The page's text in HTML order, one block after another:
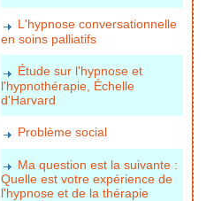
L'hypnose conversationnelle
en soins palliatifs
Étude sur l'hypnose et
l'hypnothérapie, Échelle
d'Harvard
Problème social
Ma question est la suivante :
Quelle est votre expérience de
l'hypnose et de la thérapie